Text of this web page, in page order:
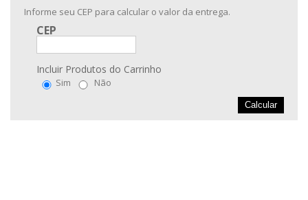
Informe seu CEP para calcular o valor da entrega.
CEP
Incluir Produtos do Carrinho
Sim Não
Calcular